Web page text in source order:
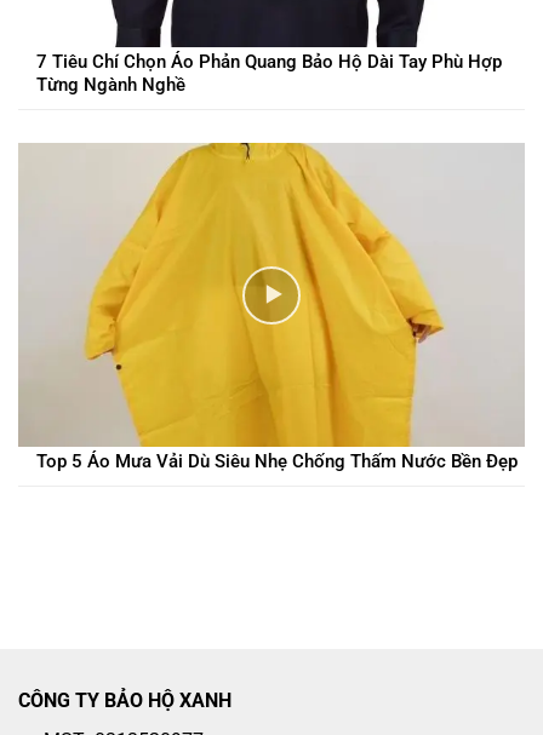
7 Tiêu Chí Chọn Áo Phản Quang Bảo Hộ Dài Tay Phù Hợp
Từng Ngành Nghề
Top 5 Áo Mưa Vải Dù Siêu Nhẹ Chống Thấm Nước Bền Đẹp
CÔNG TY BẢO HỘ XANH